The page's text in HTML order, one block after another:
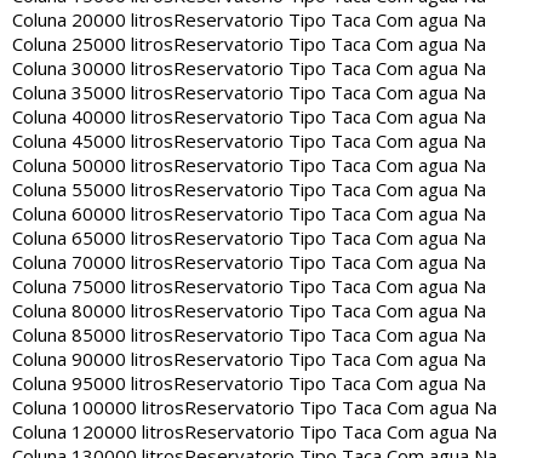
Coluna 20000 litrosReservatorio Tipo Taca Com agua Na
Coluna 25000 litrosReservatorio Tipo Taca Com agua Na
Coluna 30000 litrosReservatorio Tipo Taca Com agua Na
Coluna 35000 litrosReservatorio Tipo Taca Com agua Na
Coluna 40000 litrosReservatorio Tipo Taca Com agua Na
Coluna 45000 litrosReservatorio Tipo Taca Com agua Na
Coluna 50000 litrosReservatorio Tipo Taca Com agua Na
Coluna 55000 litrosReservatorio Tipo Taca Com agua Na
Coluna 60000 litrosReservatorio Tipo Taca Com agua Na
Coluna 65000 litrosReservatorio Tipo Taca Com agua Na
Coluna 70000 litrosReservatorio Tipo Taca Com agua Na
Coluna 75000 litrosReservatorio Tipo Taca Com agua Na
Coluna 80000 litrosReservatorio Tipo Taca Com agua Na
Coluna 85000 litrosReservatorio Tipo Taca Com agua Na
Coluna 90000 litrosReservatorio Tipo Taca Com agua Na
Coluna 95000 litrosReservatorio Tipo Taca Com agua Na
Coluna 100000 litrosReservatorio Tipo Taca Com agua Na
Coluna 120000 litrosReservatorio Tipo Taca Com agua Na